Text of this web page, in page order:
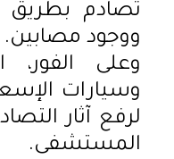
تصادم بطريق
ووجود مصابين.
وعلى الفور،
وسيارات
لرفع آثار
المستشفى.